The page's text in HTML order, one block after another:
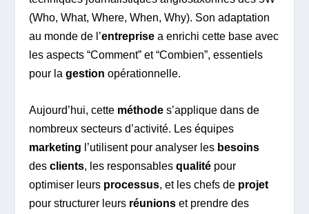
(Who, What, Where, When, Why). Son adaptation
au monde de l’entreprise a enrichi cette base avec
les aspects “Comment” et “Combien”, essentiels
pour lagestion opérationnelle.
Aujourd’hui, cette méthode s’applique dans de
nombreux secteurs d’activité. Les équipes
marketing l’utilisent pour analyser les besoins
desclients, les responsablesqualité pour
optimiser leurs processus, et les chefs de projet
pour structurer leurs réunions et prendre des